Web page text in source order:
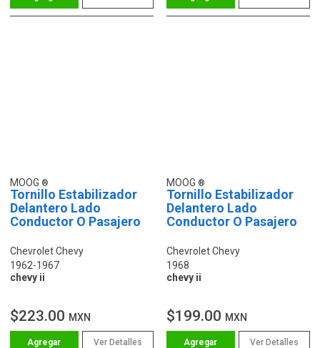
MOOG
Tornillo Estabilizador
Delantero Lado
Conductor O Pasajero
Chevrolet Chevy
1962-1967
chevy ii
$223.00 MXN
Ver Detalles
MOOG
Tornillo Estabilizador
Delantero Lado
Conductor O Pasajero
Chevrolet Chevy
1968
chevy ii
$199.00 MXN
Ver Detalles